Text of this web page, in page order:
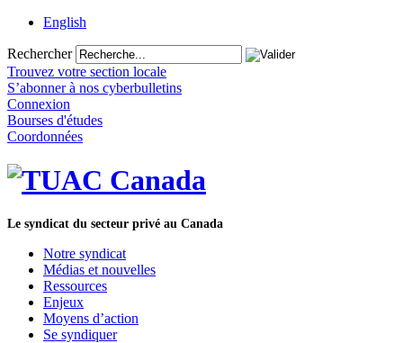
English
Rechercher
Trouvez votre section locale
S’abonner à nos cyberbulletins
Connexion
Bourses d'études
Coordonnées
Le syndicat du secteur privé au Canada
Notre syndicat
Médias et nouvelles
Ressources
Enjeux
Moyens d’action
Se syndiquer